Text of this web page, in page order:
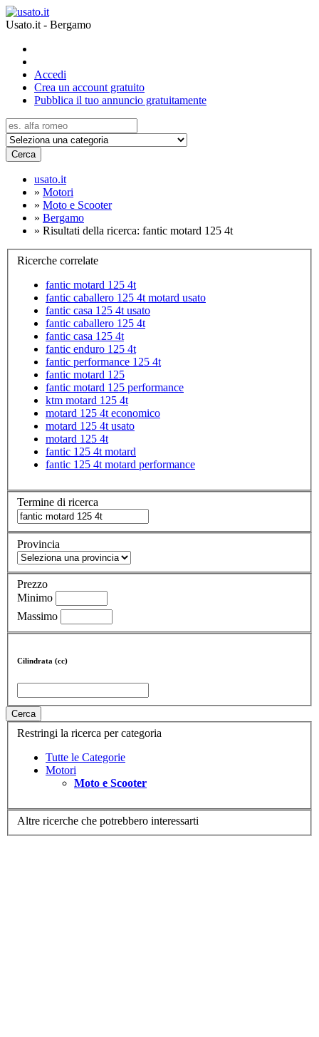
Usato.it - Bergamo
Accedi
Crea un account gratuito
Pubblica il tuo annuncio gratuitamente
Cerca
usato.it
» Motori
» Moto e Scooter
» Bergamo
» Risultati della ricerca: fantic motard 125 4t
Ricerche correlate
fantic motard 125 4t
fantic caballero 125 4t motard usato
fantic casa 125 4t usato
fantic caballero 125 4t
fantic casa 125 4t
fantic enduro 125 4t
fantic performance 125 4t
fantic motard 125
fantic motard 125 performance
ktm motard 125 4t
motard 125 4t economico
motard 125 4t usato
motard 125 4t
fantic 125 4t motard
fantic 125 4t motard performance
Termine di ricerca
Provincia
Prezzo
Minimo
Massimo
Cilindrata (cc)
Cerca
Restringi la ricerca per categoria
Tutte le Categorie
Motori
Moto e Scooter
Altre ricerche che potrebbero interessarti